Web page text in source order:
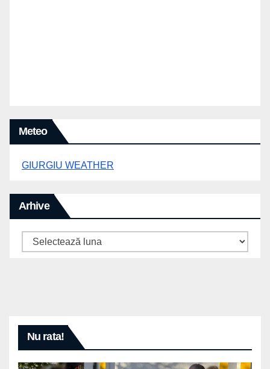
Meteo
GIURGIU WEATHER
Arhive
Arhive
Nu rata!